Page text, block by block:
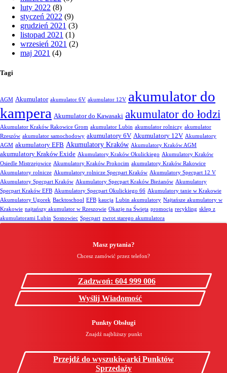
luty 2022 (8)
styczeń 2022 (9)
grudzień 2021 (3)
listopad 2021 (1)
wrzesień 2021 (2)
maj 2021 (4)
Tagi
AGM Akumulator akumulator 6V akumulator 12V akumulator do
kampera Akumulator do Kawasaki akumulator do łodzi
Akumulator Kraków Rakowice Grom akumulator Lubin akumulator rolniczy akumulator
Rzeszów akumulator samochodowy akumulatory 6V Akumulatory 12V Akumulatory
AGM akumulatory EFB Akumulatory Kraków Akumulatory Kraków AGM
akumulatory Kraków Exide Akumulatory Kraków Okulickiego Akumulatory Kraków
Osiedle Mistrzejowice Akumulatory Kraków Prokocim akumulatory Kraków Rakowice
Akumulatory rolnicze Akumulatory rolnicze Specpart Kraków Akumulatory Specpart 12 V
Akumulatory Specpart Kraków Akumulatory Specpart Kraków Bieżanów Akumulatory
Specpart Kraków EFB Akumulatory Specpart Okulickiego 66 Akumulatory tanie w Krakowie
Akumulatory Ugorek Backtoschool EFB kaucja Lubin akumulatory Najtańsze akumulatory w
Krakowie najtańszy akumulator w Rzeszowie Okazje na Święta promocja recykling sklep z
akumulatorami Lubin Sosnowiec Specpart zwrot starego akumulatora
Masz pytania?
Chcesz zamówić przez telefon?
Zadzwoń: 604 999 006
Wyślij Wiadomość
Punkty Obsługi
Znajdź najbliższy punkt
Przejdź do wyszukiwarki Punktów
Sprzedaży